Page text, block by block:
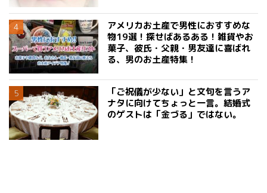
アメリカお土産で男性におすすめな
物19選！探せばあるある！雑貨やお
菓子、彼氏・父親・男友達に喜ばれ
る、男のお土産特集！
「ご祝儀が少ない」と文句を言うア
ナタに向けてちょっと一言。結婚式
のゲストは「金づる」ではない。